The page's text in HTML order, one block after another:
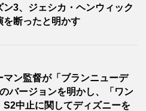
ン3、ジェシカ・ヘンウィック
を断ったと明かす
マン監督が「ブランニューデ
バージョンを明かし、「ワン
S2中止に関してディズニーを